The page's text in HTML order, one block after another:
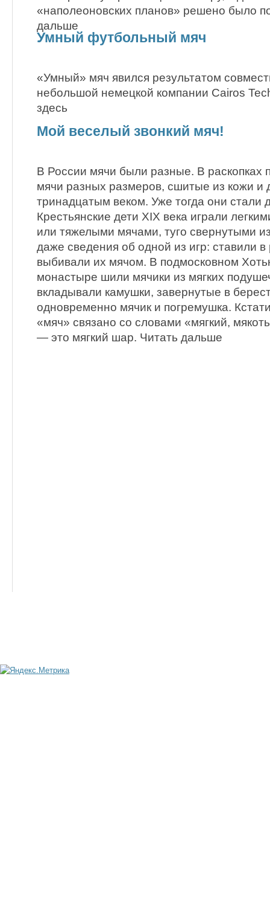
«наполеоновских планов» решено было
дальше
Умный футбольный мяч
«Умный» мяч явился результатом
небольшой немецкой компании Cairos
здесь
Мой веселый звонкий мяч!
В России мячи были разные. В раскопках
мячи разных размеров, сшитые из кожи и
тринадцатым веком. Уже тогда они стали
Крестьянские дети XIX века играли
или тяжелыми мячами, туго свернутыми
даже сведения об одной из игр: ставили
выбивали их мячом. В подмосковном
монастыре шили мячики из мягких
вкладывали камушки, завернутые в
одновременно мячик и погремушка.
«мяч» связано со словами «мягкий,
— это мягкий шар. Читать дальше